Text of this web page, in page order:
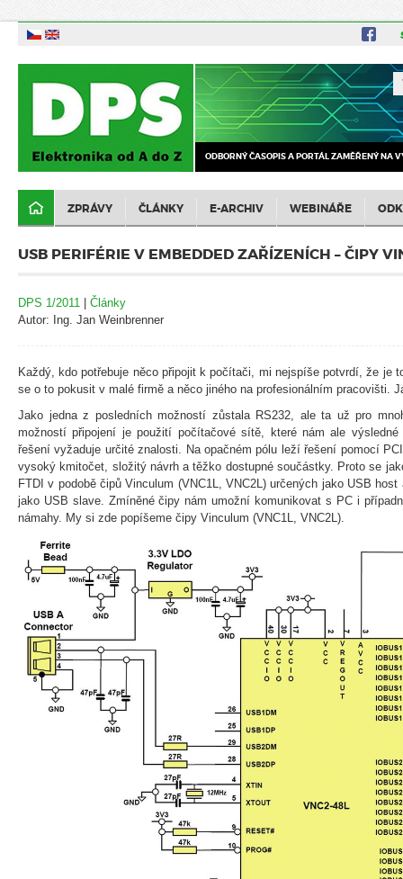
ODBORNÝ ČASOPIS A PORTÁL ZAMĚŘENÝ NA
ZPRÁVY ČLÁNKY E-ARCHIV WEBINÁŘE
USB PERIFÉRIE V EMBEDDED ZAŘÍZENÍCH – ČIPY
DPS 1/2011 | Články
Autor: Ing. Jan Weinbrenner
Každý, kdo potřebuje něco připojit k počítači, mi nejspíše potvrdí, že je
se o to pokusit v malé firmě a něco jiného na profesionálním pracovišti.
Jako jedna z posledních možností zůstala RS232, ale ta už pro
možností připojení je použití počítačové sítě, které nám ale
řešení vyžaduje určité znalosti. Na opačném pólu leží řešení pomocí
vysoký kmitočet, složitý návrh a těžko dostupné součástky. Proto se
FTDI v podobě čipů Vinculum (VNC1L, VNC2L) určených jako USB host
jako USB slave. Zmíněné čipy nám umožní komunikovat s PC i
námahy. My si zde popíšeme čipy Vinculum (VNC1L, VNC2L).